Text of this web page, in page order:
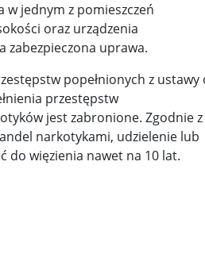
dwa razy uderzała z po ...
się zapobiec wojnie. Cła ...
... Nie ma patriotyzmu bez
świadka, perspektywa
Imperium Warszawy ...
w jednym z pomieszczeń
oraz urządzenia
zabezpieczona uprawa.
popełnionych z ustawy
przestępstw
jest zabronione. Zgodnie z
narkotykami, udzielenie lub
do więzienia nawet na 10 lat.